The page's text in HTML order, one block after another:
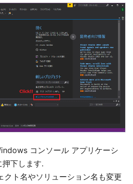
コンソール アプリケーシ
下します.
クト名やソリューション名も変更